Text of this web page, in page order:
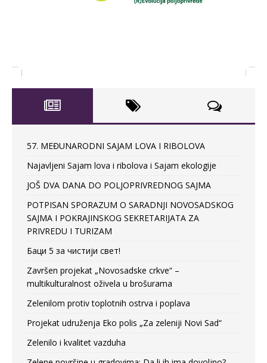
57. MEĐUNARODNI SAJAM LOVA I RIBOLOVA
Najavljeni Sajam lova i ribolova i Sajam ekologije
JOŠ DVA DANA DO POLJOPRIVREDNOG SAJMA
POTPISAN SPORAZUM O SARADNJI NOVOSADSKOG
SAJMA I POKRAJINSKOG SEKRETARIJATA ZA
PRIVREDU I TURIZAM
Баци 5 за чистији свет!
Završen projekat „Novosadske crkve“ –
multikulturalnost oživela u brošurama
Zelenilom protiv toplotnih ostrva i poplava
Projekat udruženja Eko polis „Za zeleniji Novi Sad“
Zelenilo i kvalitet vazduha